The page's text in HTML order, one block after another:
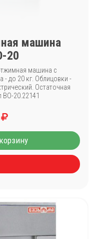
машина
20
машина с
- до 20 кг. Облицовки -
Остаточная
ВО-20.22141